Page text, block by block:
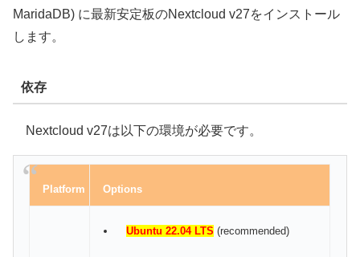
MaridaDB) に最新安定板のNextcloud v27をインストール
します。
依存
Nextcloud v27は以下の環境が必要です。
Platform Options
Ubuntu 22.04 LTS (recommended)